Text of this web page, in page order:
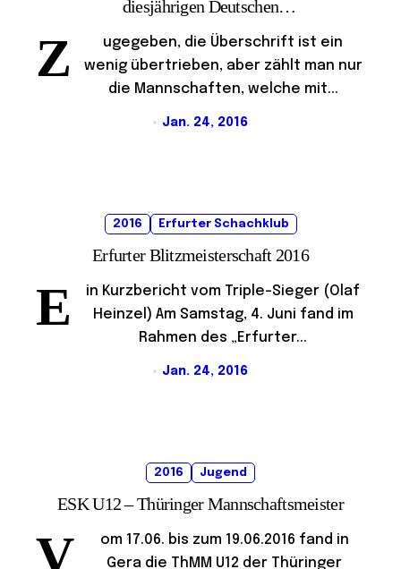
diesjährigen Deutschen
Blitzmannschaftsmeisterschaft
Z
ugegeben, die Überschrift ist ein
wenig übertrieben, aber zählt man nur
die Mannschaften, welche mit...
Jan. 24, 2016
2016 Erfurter Schachklub
Erfurter Blitzmeisterschaft 2016
E
in Kurzbericht vom Triple-Sieger (Olaf
Heinzel) Am Samstag, 4. Juni fand im
Rahmen des „Erfurter...
Jan. 24, 2016
2016 Jugend
ESK U12 – Thüringer Mannschaftsmeister
V
om 17.06. bis zum 19.06.2016 fand in
Gera die ThMM U12 der Thüringer